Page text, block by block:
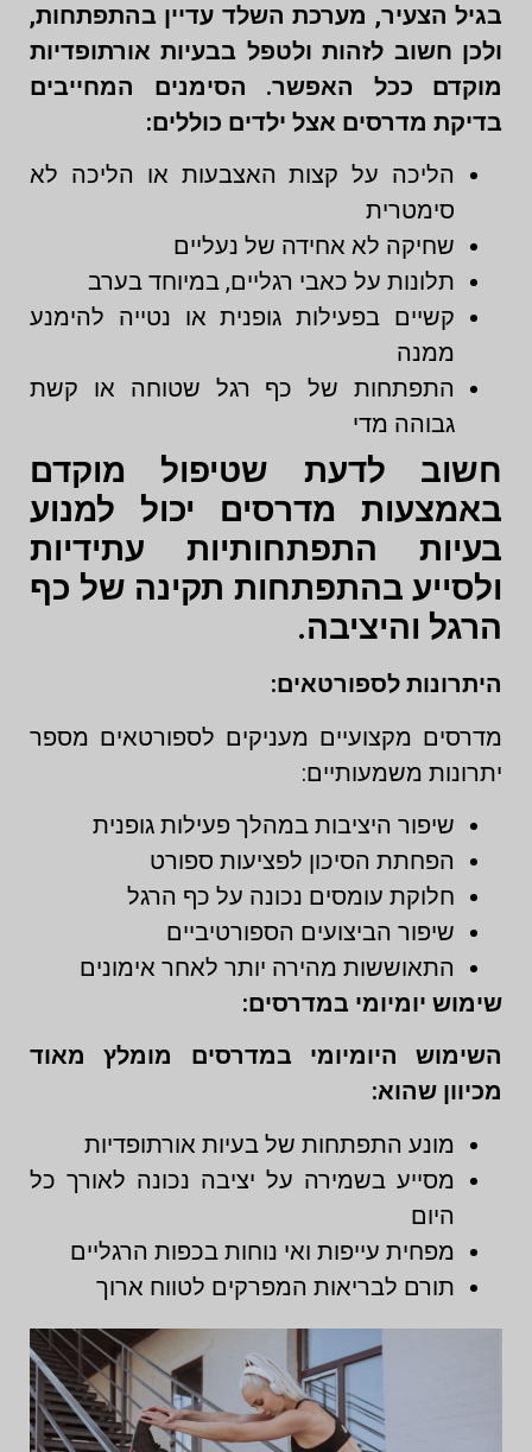
בגיל הצעיר, מערכת השלד עדיין בהתפתחות,
ולכן חשוב לזהות ולטפל בבעיות אורתופדיות
מוקדם ככל האפשר. הסימנים המחייבים
בדיקת מדרסים אצל ילדים כוללים:
הליכה על קצות האצבעות או הליכה לא
סימטרית
שחיקה לא אחידה של נעליים
תלונות על כאבי רגליים, במיוחד בערב
קשיים בפעילות גופנית או נטייה להימנע
ממנה
התפתחות של כף רגל שטוחה או קשת
גבוהה מדי
חשוב לדעת שטיפול מוקדם
באמצעות מדרסים יכול למנוע
בעיות התפתחותיות עתידיות
ולסייע בהתפתחות תקינה של כף
הרגל והיציבה.
היתרונות לספורטאים:
מדרסים מקצועיים מעניקים לספורטאים מספר
יתרונות משמעותיים:
שיפור היציבות במהלך פעילות גופנית
הפחתת הסיכון לפציעות ספורט
חלוקת עומסים נכונה על כף הרגל
שיפור הביצועים הספורטיביים
התאוששות מהירה יותר לאחר אימונים
שימוש יומיומי במדרסים:
השימוש היומיומי במדרסים מומלץ מאוד
מכיוון שהוא:
מונע התפתחות של בעיות אורתופדיות
מסייע בשמירה על יציבה נכונה לאורך כל
היום
מפחית עייפות ואי נוחות בכפות הרגליים
תורם לבריאות המפרקים לטווח ארוך